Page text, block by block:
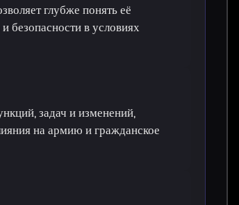
глубже понять её
безопасности в условиях
задач и изменений,
на армию и гражданское